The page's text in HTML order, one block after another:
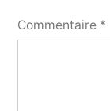
Commentaire *